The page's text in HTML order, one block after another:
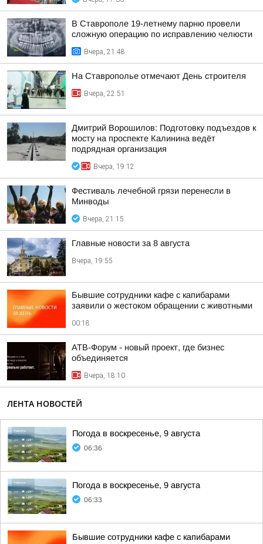
В Ставрополе 19-летнему парню провели
сложную операцию по исправлению челюсти
Вчера, 21:48
На Ставрополье отмечают День строителя
Вчера, 22:51
Дмитрий Ворошилов: Подготовку подъездов к
мосту на проспекте Калинина ведёт
подрядная организация
Вчера, 19:12
Фестиваль лечебной грязи перенесли в
Минводы
Вчера, 21:15
Главные новости за 8 августа
Вчера, 19:55
Бывшие сотрудники кафе с капибарами
заявили о жестоком обращении с животными
00:18
АТВ-Форум - новый проект, где бизнес
объединяется
Вчера, 18:10
ЛЕНТА НОВОСТЕЙ
Погода в воскресенье, 9 августа
06:36
Погода в воскресенье, 9 августа
06:33
Бывшие сотрудники кафе с капибарами